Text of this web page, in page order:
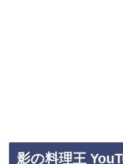
影の料理王